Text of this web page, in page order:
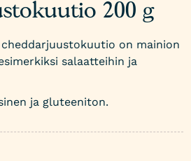
200 g
on mainion
salaatteihin ja
ja gluteeniton.